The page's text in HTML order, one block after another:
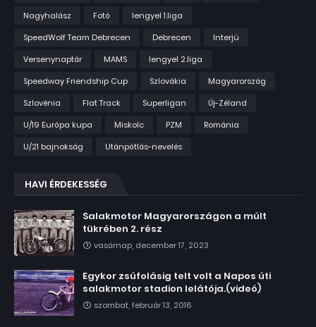
Nagyhalász
Fotó
lengyel 1.liga
SpeedWolf Team Debrecen
Debrecen
Interjú
Versenynaptár
MAMS
lengyel 2.liga
Speedway Friendship Cup
Szlovákia
Magyarország
Szlovénia
Flat Track Superligan
Új-Zéland
U/19 Európa kupa
Miskolc PZM
Románia
U/21 bajnokság
Utánpótlás-nevelés
HAVI ÉRDEKESSÉG
Salakmotor Magyarországon a múlt
tükrében 2. rész
vasárnap, december 17, 2023
Egykor zsúfolásig telt volt a Napos úti
salakmotor stadion lelátója.(videó)
szombat, február 13, 2016